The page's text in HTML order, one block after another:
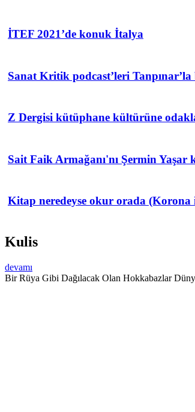
İTEF 2021’de konuk İtalya
Sanat Kritik podcast’leri Tanpınar’la
Z Dergisi kütüphane kültürüne
Sait Faik Armağanı'nı Şermin Yaşar
Kitap neredeyse okur orada (Korona
Kulis
devamı
Bir Rüya Gibi Dağılacak Olan Hokkabazlar